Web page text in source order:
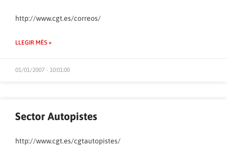
http://www.cgt.es/correos/
LLEGIR MÉS »
01/01/2007 - 10:01:00
Sector Autopistes
http://www.cgt.es/cgtautopistes/